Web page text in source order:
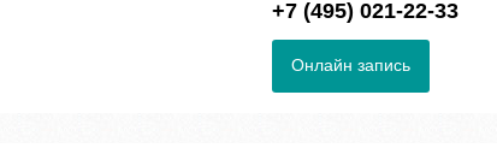
+7 (495) 021-22-33
Онлайн запись